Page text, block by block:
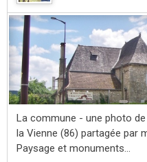
La commune - une photo
la Vienne (86) partagée par
Paysage et monuments...